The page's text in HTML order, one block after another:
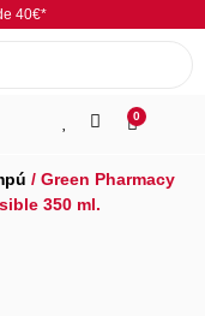
40€*
0
/ Green Pharmacy
350 ml.